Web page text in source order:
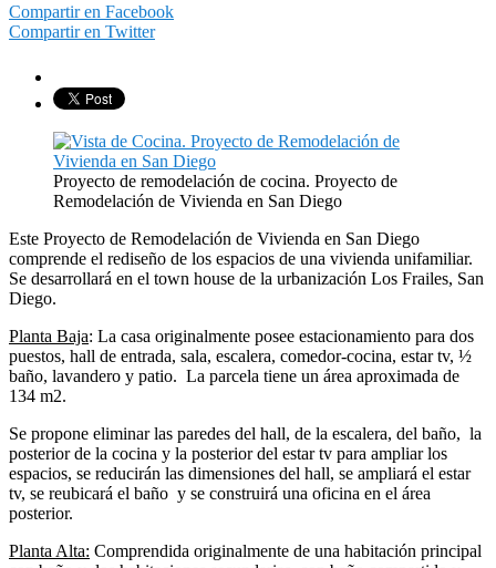
Compartir en Facebook
Compartir en Twitter
Proyecto de remodelación de cocina. Proyecto de
Remodelación de Vivienda en San Diego
Este Proyecto de Remodelación de Vivienda en San Diego
comprende el rediseño de los espacios de una vivienda unifamiliar.
Se desarrollará en el town house de la urbanización Los Frailes, San
Diego.
Planta Baja: La casa originalmente posee estacionamiento para dos
puestos, hall de entrada, sala, escalera, comedor-cocina, estar tv, ½
baño, lavandero y patio. La parcela tiene un área aproximada de
134 m2.
Se propone eliminar las paredes del hall, de la escalera, del baño, la
posterior de la cocina y la posterior del estar tv para ampliar los
espacios, se reducirán las dimensiones del hall, se ampliará el estar
tv, se reubicará el baño y se construirá una oficina en el área
posterior.
Planta Alta: Comprendida originalmente de una habitación principal